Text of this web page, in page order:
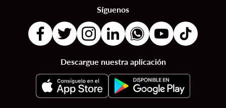
Síguenos
Descargue nuestra aplicación